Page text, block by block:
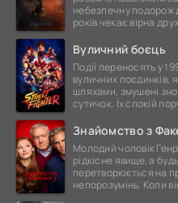
небезпечну подорож
років чекає вірна
Вуличний боєць
Події переносять у
вуличних поєдинків,
шляхами, змушені
сутичок. Їх спокій
Знайомство з
Молодий чоловік
рідкісне явище, а
перетворюється на
непорозумінь. Коли